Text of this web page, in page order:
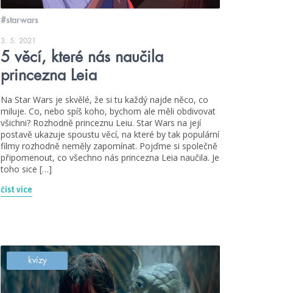
#starwars
3. 5. 2021
5 věcí, které nás naučila
princezna Leia
Na Star Wars je skvělé, že si tu každý najde něco, co
miluje. Co, nebo spíš koho, bychom ale měli obdivovat
všichni? Rozhodně princeznu Leiu. Star Wars na její
postavě ukazuje spoustu věcí, na které by tak populární
filmy rozhodně neměly zapomínat. Pojďme si společně
připomenout, co všechno nás princezna Leia naučila. Je
toho sice […]
číst více
kvízy